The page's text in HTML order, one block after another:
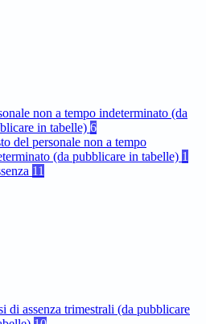
non a tempo indeterminato (da
in tabelle) 6
del personale non a tempo
(da pubblicare in tabelle) 1
11
di assenza trimestrali (da pubblicare